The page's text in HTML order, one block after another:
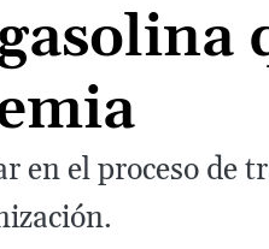
en el proceso de